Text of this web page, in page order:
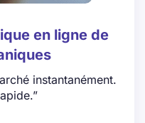
en ligne de
instantanément.